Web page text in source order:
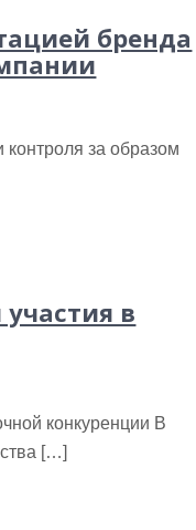
бренда
за образом
в
конкуренции В
[…]